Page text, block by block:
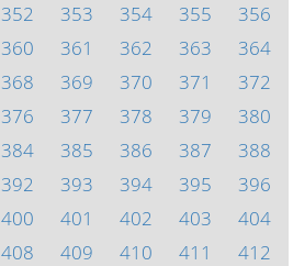
352 353 354 355
356
360 361 362 363
364
368 369 370 371
372
376 377 378 379
380
384 385 386 387
388
392 393 394 395
396
400 401 402 403
404
408 409 410 411
412